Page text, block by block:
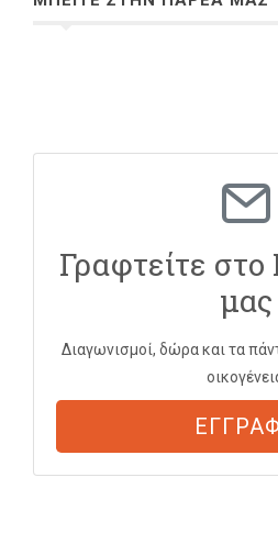
Γραφτείτε
μας
Διαγωνισμοί, δώρα και τα